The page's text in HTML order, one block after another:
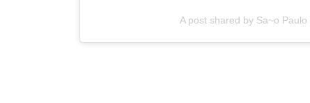
A post shared by Sa~o